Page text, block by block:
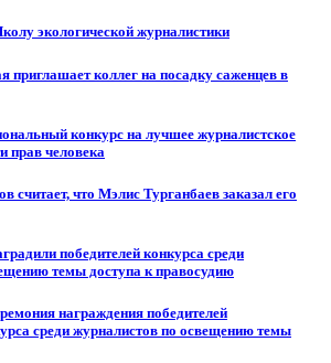
экологической журналистики
коллег на посадку саженцев в
конкурс на лучшее журналистское
прав человека
считает, что Мэлис Турганбаев заказал его
победителей конкурса среди
темы доступа к правосудию
награждения победителей
среди журналистов по освещению темы